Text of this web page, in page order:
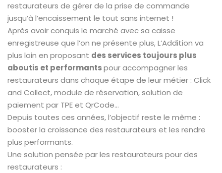
restaurateurs de gérer de la prise de commande
jusqu’à l’encaissement le tout sans internet !
Après avoir conquis le marché avec sa caisse
enregistreuse que l’on ne présente plus, L’Addition va
plus loin en proposant des services toujours plus
aboutis et performantspour accompagner les
restaurateurs dans chaque étape de leur métier : Click
and Collect, module de réservation, solution de
paiement par TPE et QrCode...
Depuis toutes ces années, l’objectif reste le même :
booster la croissance des restaurateurs et les rendre
plus performants.
Une solution pensée par les restaurateurs pour des
restaurateurs :